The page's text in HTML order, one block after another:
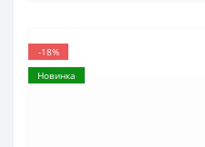
-18%
Новинка